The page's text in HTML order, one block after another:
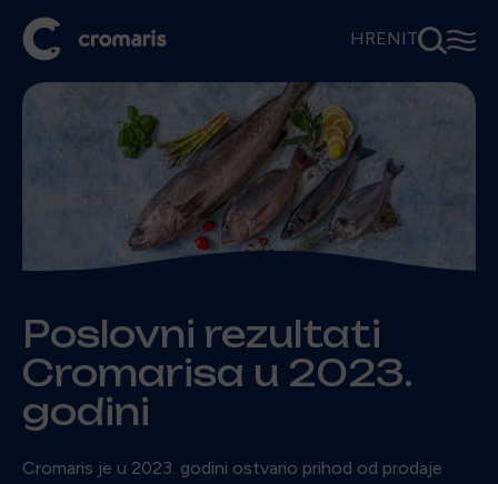
HREN IT⚲☰
Poslovni rezultati
Cromarisa u 2023.
godini
Cromaris je u 2023. godini ostvario prihod od prodaje